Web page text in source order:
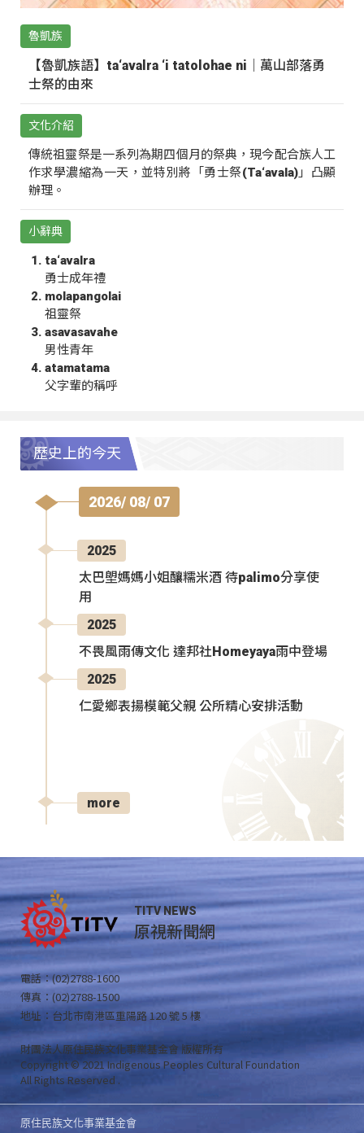
魯凱族
【魯凱族語】ta‘avalra ‘i tatolohae ni｜萬山部落勇
士祭的由來
文化介紹
傳統祖靈祭是一系列為期四個月的祭典，現今配合族人工
作求學濃縮為一天，並特別將「勇士祭(Ta‘avala)」凸顯
辦理。
小辭典
ta‘avalra
勇士成年禮
molapangolai
祖靈祭
asavasavahe
男性青年
atamatama
父字輩的稱呼
歷史上的今天
2026/ 08/ 07
2025
太巴塱媽媽小姐釀糯米酒 待palimo分享使
用
2025
不畏風雨傳文化 達邦社Homeyaya雨中登場
2025
仁愛鄉表揚模範父親 公所精心安排活動
more
TITV NEWS
原視新聞網
電話：(02)2788-1600
傳真：(02)2788-1500
地址：台北市南港區重陽路 120 號 5 樓
財團法人原住民族文化事業基金會 版權所有
Copyright © 2021 Indigenous Peoples Cultural Foundation
All Rights Reserved .
原住民族文化事業基金會